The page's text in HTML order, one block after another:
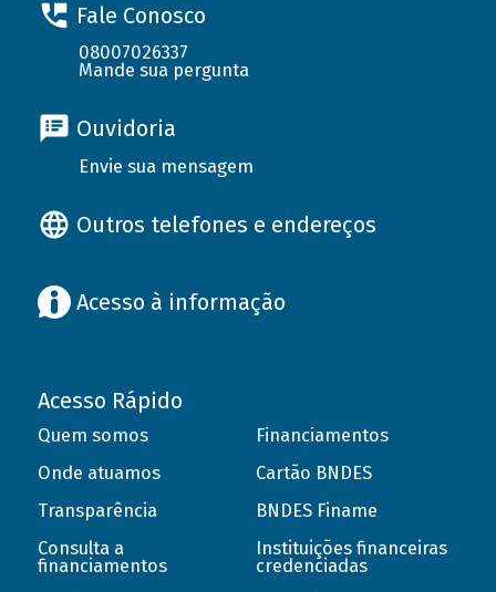
Fale Conosco
08007026337
Mande sua pergunta
Ouvidoria
Envie sua mensagem
Outros telefones e endereços
Acesso à informação
Acesso Rápido
Quem somos
Onde atuamos
Transparência
Consulta a
financiamentos
Financiamentos
Cartão BNDES
BNDES Finame
Instituições financeiras
credenciadas